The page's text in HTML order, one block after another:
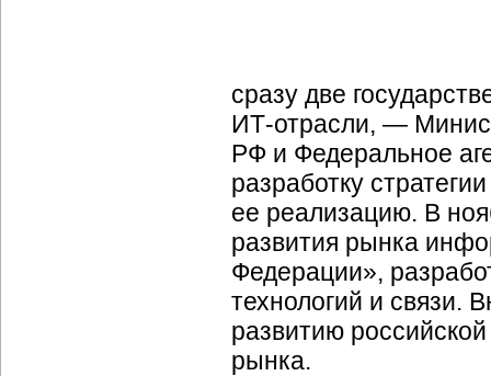
сразу две
ИТ-отрасли, —
РФ и Федеральное
разработку
ее реализацию. В
развития рынка
Федерации»,
технологий и связи.
развитию
рынка.